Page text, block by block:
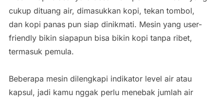
cukup dituang air, dimasukkan kopi, tekan tombol,
dan kopi panas pun siap dinikmati. Mesin yang user-
friendly bikin siapapun bisa bikin kopi tanpa ribet,
termasuk pemula.
Beberapa mesin dilengkapi indikator level air atau
kapsul, jadi kamu nggak perlu menebak jumlah air